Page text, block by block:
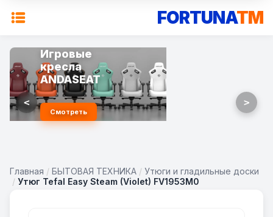
FORTUNATM
Игровые
кресла
ANDASEAT
Смотреть
< >
Главная / БЫТОВАЯ ТЕХНИКА / Утюги и гладильные доски
/ Утюг Tefal Easy Steam (Violet) FV1953M0